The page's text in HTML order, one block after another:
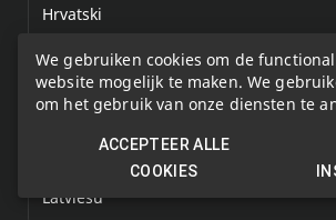
We gebruiken cookies om de
website mogelijk te maken. We
om het gebruik van onze diensten te
ACCEPTEER ALLE
COOKIES
Hrvatski
Italiano
Latviešu